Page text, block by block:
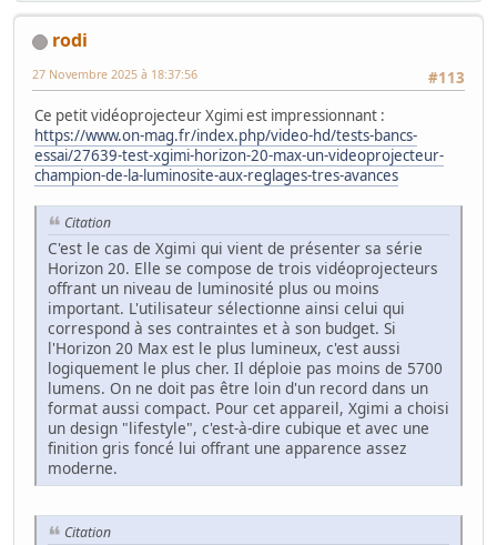
rodi
#113
27 Novembre 2025 à 18:37:56
Ce petit vidéoprojecteur Xgimi est impressionnant :
https://www.on-mag.fr/index.php/video-hd/tests-bancs-
essai/27639-test-xgimi-horizon-20-max-un-videoprojecteur-
champion-de-la-luminosite-aux-reglages-tres-avances
Citation
C'est le cas de Xgimi qui vient de présenter sa série
Horizon 20. Elle se compose de trois vidéoprojecteurs
offrant un niveau de luminosité plus ou moins
important. L'utilisateur sélectionne ainsi celui qui
correspond à ses contraintes et à son budget. Si
l'Horizon 20 Max est le plus lumineux, c'est aussi
logiquement le plus cher. Il déploie pas moins de 5700
lumens. On ne doit pas être loin d'un record dans un
format aussi compact. Pour cet appareil, Xgimi a choisi
un design "lifestyle", c'est-à-dire cubique et avec une
finition gris foncé lui offrant une apparence assez
moderne.
Citation